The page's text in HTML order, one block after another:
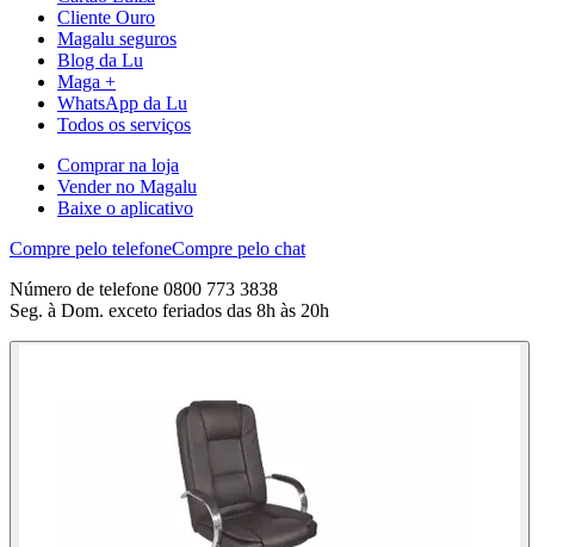
Cliente Ouro
Magalu seguros
Blog da Lu
Maga +
WhatsApp da Lu
Todos os serviços
Comprar na loja
Vender no Magalu
Baixe o aplicativo
Compre pelo telefoneCompre pelo chat
Número de telefone 0800 773 3838
Seg. à Dom. exceto feriados das 8h às 20h